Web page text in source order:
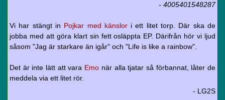
- 4005401548287
Vi har stängt in Pojkar med känslori ett litet torp. Där ska de
jobba med att göra klart sin fett osläppta EP. Därifrån hör vi ljud
såsom "Jag är starkare än igår" och "Life is like a rainbow".
Det är inte lätt att vara Emo när alla tjatar så förbannat, låter de
meddela via ett litet rör.
- LG2S